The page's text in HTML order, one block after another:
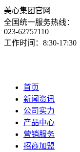
美心集团官网
全国统一服务热线：
023-62757110
工作时间：8:30-17:30
首页
新闻资讯
公司实力
产品中心
营销服务
招商加盟